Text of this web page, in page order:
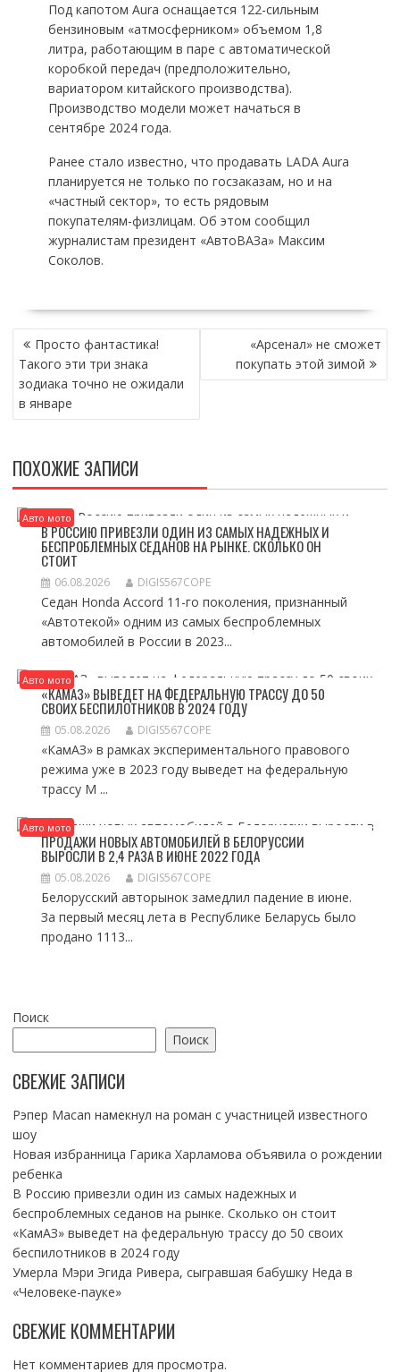
Под капотом Aura оснащается 122-сильным
бензиновым «атмосферником» объемом 1,8
литра, работающим в паре с автоматической
коробкой передач (предположительно,
вариатором китайского производства).
Производство модели может начаться в
сентябре 2024 года.
Ранее стало известно, что продавать LADA Aura
планируется не только по госзаказам, но и на
«частный сектор», то есть рядовым
покупателям-физлицам. Об этом сообщил
журналистам президент «АвтоВАЗа» Максим
Соколов.
НАВИГАЦИЯ
ПО
ЗАПИСЯМ
Просто фантастика!
Такого эти три знака
зодиака точно не ожидали
в январе
«Арсенал» не сможет
покупать этой зимой
ПОХОЖИЕ ЗАПИСИ
Авто мото
В РОССИЮ ПРИВЕЗЛИ ОДИН ИЗ САМЫХ НАДЕЖНЫХ И
БЕСПРОБЛЕМНЫХ СЕДАНОВ НА РЫНКЕ. СКОЛЬКО ОН
СТОИТ
06.08.2026 DIGIS567COPE
Седан Honda Accord 11-го поколения, признанный
«Автотекой» одним из самых беспроблемных
автомобилей в России в 2023...
Авто мото
«КАМАЗ» ВЫВЕДЕТ НА ФЕДЕРАЛЬНУЮ ТРАССУ ДО 50
СВОИХ БЕСПИЛОТНИКОВ В 2024 ГОДУ
05.08.2026 DIGIS567COPE
«КамАЗ» в рамках экспериментального правового
режима уже в 2023 году выведет на федеральную
трассу М ...
Авто мото
ПРОДАЖИ НОВЫХ АВТОМОБИЛЕЙ В БЕЛОРУССИИ
ВЫРОСЛИ В 2,4 РАЗА В ИЮНЕ 2022 ГОДА
05.08.2026 DIGIS567COPE
Белорусский авторынок замедлил падение в июне.
За первый месяц лета в Республике Беларусь было
продано 1113...
Поиск
Поиск
СВЕЖИЕ ЗАПИСИ
Рэпер Macan намекнул на роман с участницей известного
шоу
Новая избранница Гарика Харламова объявила о рождении
ребенка
В Россию привезли один из самых надежных и
беспроблемных седанов на рынке. Сколько он стоит
«КамАЗ» выведет на федеральную трассу до 50 своих
беспилотников в 2024 году
Умерла Мэри Эгида Ривера, сыгравшая бабушку Неда в
«Человеке-пауке»
СВЕЖИЕ КОММЕНТАРИИ
Нет комментариев для просмотра.